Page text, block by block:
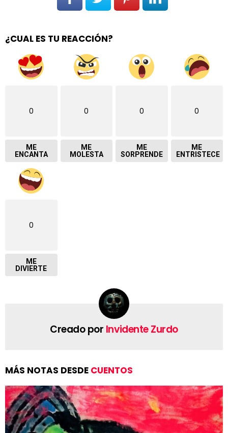
¿CUAL ES TU REACCIÓN?
0
ME
ENCANTA
0
ME
MOLESTA
0
ME
SORPRENDE
0
ME
ENTRISTECE
0
ME
DIVIERTE
Creado por Invidente Zurdo
MÁS NOTAS DESDE CUENTOS